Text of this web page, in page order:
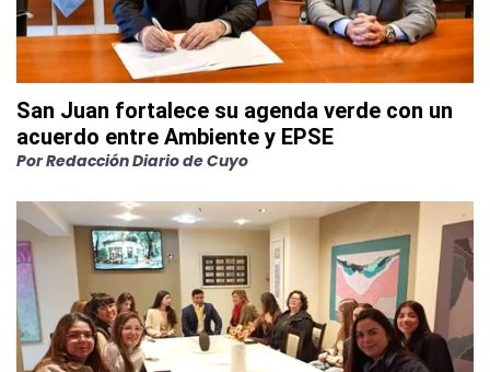
San Juan fortalece su agenda verde con un
acuerdo entre Ambiente y EPSE
PorRedacción Diario de Cuyo